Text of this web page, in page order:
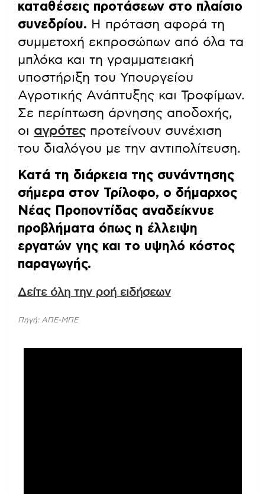
καταθέσεις προτάσεων στο πλαίσιο
συνεδρίου. Η πρόταση αφορά τη
συμμετοχή εκπροσώπων από όλα τα
μπλόκα και τη γραμματειακή
υποστήριξη του Υπουργείου
Αγροτικής Ανάπτυξης και Τροφίμων.
Σε περίπτωση άρνησης αποδοχής,
οι αγρότεςπροτείνουν συνέχιση
του διαλόγου με την αντιπολίτευση.
Κατά τη διάρκεια της συνάντησης
σήμερα στον Τρίλοφο, ο δήμαρχος
Νέας Προποντίδας αναδείκνυε
προβλήματα όπως η έλλειψη
εργατών γης και το υψηλό κόστος
παραγωγής.
Δείτε όλη την ροή ειδήσεων
Πηγή: ΑΠΕ-ΜΠΕ